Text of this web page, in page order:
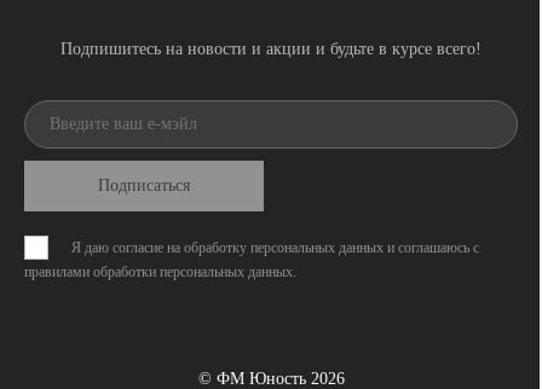
Подпишитесь на новости и акции и будьте в курсе всего!
Подписаться
Я даю согласие на обработку персональных данных и соглашаюсь с
правилами обработки персональных данных.
© ФМ Юность 2026